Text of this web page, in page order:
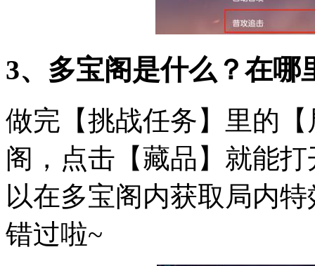
3、多宝阁是什么？在哪
做完【挑战任务】里的
阁，点击【藏品】就能
以在多宝阁内获取局内
错过啦~